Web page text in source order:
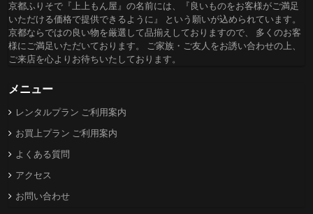
京都ふりそで『上上もん屋』の名前には、『良いものをお客様がご満足
いただける価格で提供できるように』 という願いが込められています。
京都ならではの良い物を厳選して品揃えしておりますので、 多くのお客
様にご満足いただいております。 ご家族・ご友人をお誘い合わせの上、
ご来店を心よりお待ちいたしております。
メニュー
レンタルプラン ご利用案内
お買上プラン ご利用案内
よくある質問
アクセス
お問い合わせ